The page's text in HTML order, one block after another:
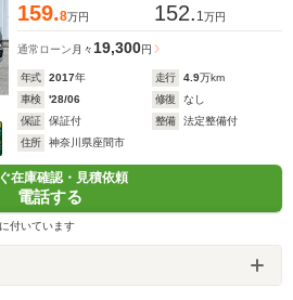
159.8万円 152. 1万円
通常ローン 月々19,300円
年式 2017年 走行 4.9万km
車検
'28/06 修復
なし
保証
保証付 整備
法定整備付
住所
神奈川県座間市
在庫確認・見積依頼
電話する
付いています